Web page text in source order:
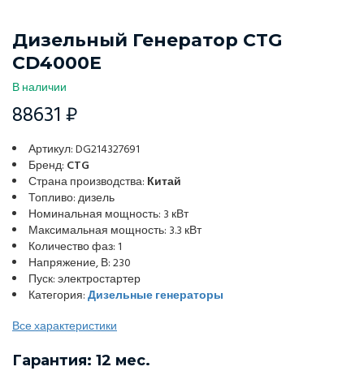
Дизельный Генератор CTG
CD4000E
В наличии
88631 ₽
Артикул: DG214327691
Бренд: CTG
Страна производства: Китай
Топливо: дизель
Номинальная мощность: 3 кВт
Максимальная мощность: 3.3 кВт
Количество фаз: 1
Напряжение, В: 230
Пуск: электростартер
Категория:Дизельные генераторы
Все характеристики
Гарантия: 12 мес.